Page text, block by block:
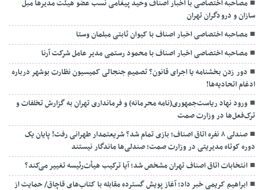
مصاحبه اختصاصی با اخبار اصناف وحید پیغامی نسب عضو هیئت مدیرها مبل
سازان و درودگران تهران
مصاحبه اختصاصی اخبار اصناف با کیوان ثابتی مبلمان وستا
مصاحبه اختصاصی اخبار اصناف با محمود رستمی مدیر عامل شرکت آرنا
دور زدن بخشنامه یا اجرای قانون؟ تصمیم جنجالی کمیسیون نظارت بوشهر درباره
ادغام اتحادیه‌ها!
ورود نهاد ریاست‌جمهوری(نامه محرمانه) و فرمانداری تهران به گزارش تخلفات و
ترک‌فعل‌ها در وزارت صمت
صندلی ۸ نفره اتاق اصناف؛ بازی تمام شد؟ شریعتمدار طهرانی رفت! پایان یک
دوره کوتاه مدیریتی در وزارت صمت؛ صندلی‌ها ماندگار نیستند
انتخابات اتاق اصناف تهران مشخص شد؛ آیا ترکیب هیأت‌رئیسه تغییر می‌کند؟
ابراهیم کریمی خبر داد؛ آغاز پویش گسترده مقابله با کتاب‌های قاچاق/ حمایت از